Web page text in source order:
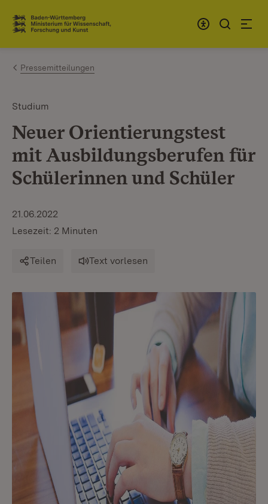
Zum Inhalt springen
Link zur Startseite
Pressemitteilungen
Studium
Neuer Orientierungstest
mit Ausbildungsberufen für
Schülerinnen und Schüler
21.06.2022
Lesezeit: 2 Minuten
Teilen Text vorlesen